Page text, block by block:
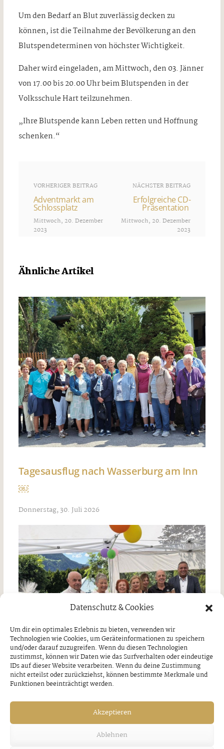
Datenschutz & Cookies
Um dir ein optimales Erlebnis zu bieten, verwenden wir
Technologien wie Cookies, um Geräteinformationen zu speichern
und/oder darauf zuzugreifen. Wenn du diesen Technologien
zustimmst, können wir Daten wie das Surfverhalten oder eindeutige
IDs auf dieser Website verarbeiten. Wenn du deine Zustimmung
nicht erteilst oder zurückziehst, können bestimmte Merkmale und
Funktionen beeinträchtigt werden.
Akzeptieren
Ablehnen
Um den Bedarf an Blut zuverlässig decken zu
können, ist die Teilnahme der Bevölkerung an den
Blutspendeterminen von höchster Wichtigkeit.
Daher wird eingeladen, am Mittwoch, den 03. Jänner
von 17.00 bis 20.00 Uhr beim Blutspenden in der
Volksschule Hart teilzunehmen.
„Ihre Blutspende kann Leben retten und Hoffnung
schenken.“
VORHERIGER BEITRAG
Adventmarkt am
Schlossplatz
Mittwoch, 20. Dezember
2023
NÄCHSTER BEITRAG
Erfolgreiche CD-
Präsentation
Mittwoch, 20. Dezember
2023
Ähnliche Artikel
Tagesausflug nach Wasserburg am Inn
￼
Donnerstag, 30. Juli 2026
Jubilare in Bruck am Ziller